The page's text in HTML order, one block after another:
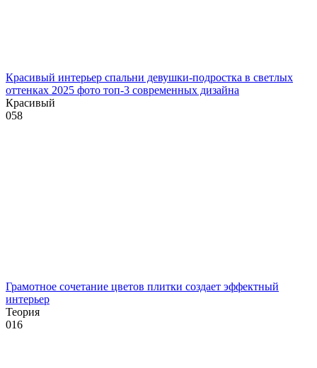
Красивый интерьер спальни девушки-подростка в светлых
оттенках 2025 фото топ-3 современных дизайна
Красивый
058
Грамотное сочетание цветов плитки создает эффектный
интерьер
Теория
016